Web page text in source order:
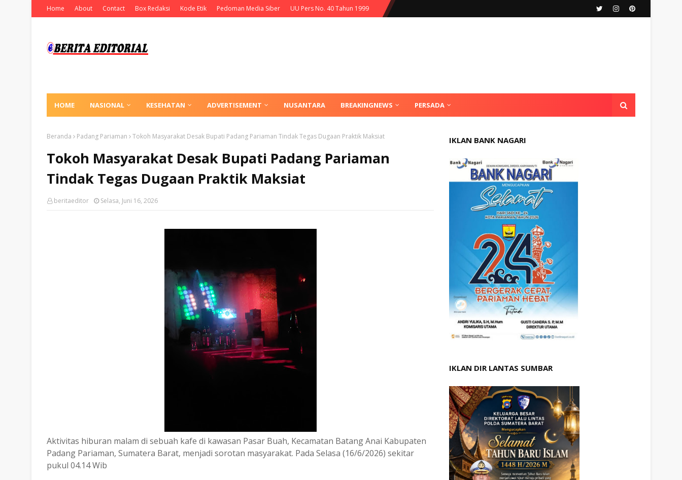
Home About Contact Box Redaksi Kode Etik Pedoman Media Siber UU Pers No. 40 Tahun 1999
HOME NASIONAL KESEHATAN ADVERTISEMENT NUSANTARA BREAKINGNEWS PERSADA
Beranda Padang Pariaman Tokoh Masyarakat Desak Bupati Padang Pariaman Tindak Tegas Dugaan Praktik Maksiat
Tokoh Masyarakat Desak Bupati Padang Pariaman
Tindak Tegas Dugaan Praktik Maksiat
beritaeditor Selasa, Juni 16, 2026
Aktivitas hiburan malam di sebuah kafe di kawasan Pasar Buah, Kecamatan Batang Anai Kabupaten
Padang Pariaman, Sumatera Barat, menjadi sorotan masyarakat. Pada Selasa (16/6/2026) sekitar
pukul 04.14 Wib
IKLAN BANK NAGARI
IKLAN DIR LANTAS SUMBAR